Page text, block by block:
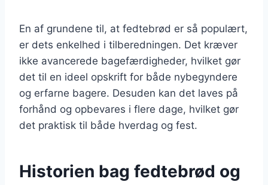
En af grundene til, at fedtebrød er så populært,
er dets enkelhed i tilberedningen. Det kræver
ikke avancerede bagefærdigheder, hvilket gør
det til en ideel opskrift for både nybegyndere
og erfarne bagere. Desuden kan det laves på
forhånd og opbevares i flere dage, hvilket gør
det praktisk til både hverdag og fest.
Historien bag fedtebrød og